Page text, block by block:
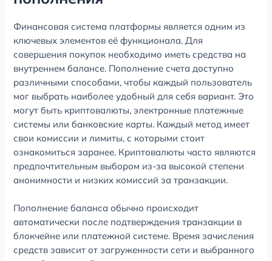
Финансовая система платформы является одним из
ключевых элементов её функционала. Для
совершения покупок необходимо иметь средства на
внутреннем балансе. Пополнение счета доступно
различными способами, чтобы каждый пользователь
мог выбрать наиболее удобный для себя вариант. Это
могут быть криптовалюты, электронные платежные
системы или банковские карты. Каждый метод имеет
свои комиссии и лимиты, с которыми стоит
ознакомиться заранее. Криптовалюты часто являются
предпочтительным выбором из-за высокой степени
анонимности и низких комиссий за транзакции.
Пополнение баланса обычно происходит
автоматически после подтверждения транзакции в
блокчейне или платежной системе. Время зачисления
средств зависит от загруженности сети и выбранного